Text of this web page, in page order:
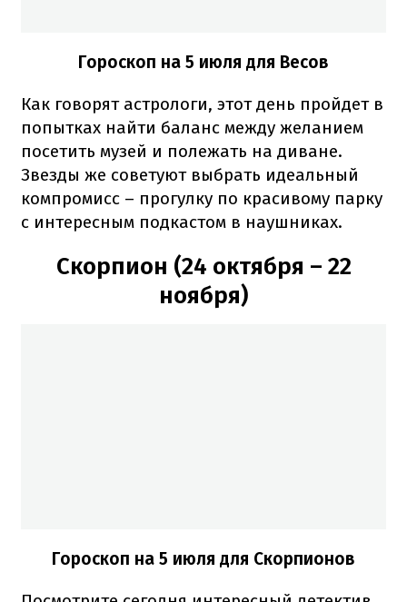
Гороскоп на 5 июля для Весов
Как говорят астрологи, этот день пройдет в
попытках найти баланс между желанием
посетить музей и полежать на диване.
Звезды же советуют выбрать идеальный
компромисс – прогулку по красивому парку
с интересным подкастом в наушниках.
Скорпион (24 октября – 22
ноября)
Гороскоп на 5 июля для Скорпионов